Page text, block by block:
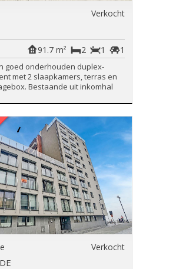
Verkocht
1
1
2
91.7 m²
goed onderhouden duplex-
met 2 slaapkamers, terras en
Bestaande uit inkomhal
Verkocht